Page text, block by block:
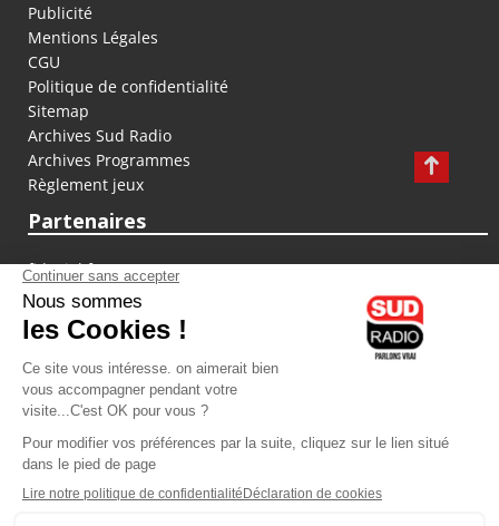
Publicité
Mentions Légales
CGU
Politique de confidentialité
Sitemap
Archives Sud Radio
Archives Programmes
Règlement jeux
Partenaires
fiducial.fr
lyoncapitale.fr
olympique-et-lyonnais.com
L'application Iphone / Android
Téléchargez l'application
Les cookies